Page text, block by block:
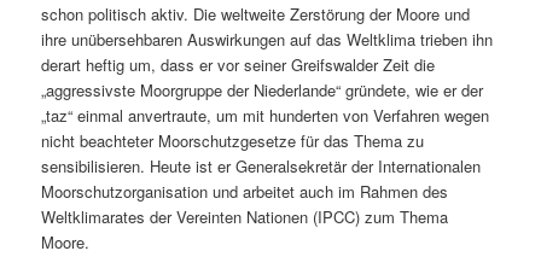
n
g
e
n
r
i
n
g
e
schon politisch aktiv. Die weltweite Zerstörung der Moore und
ihre unübersehbaren Auswirkungen auf das Weltklima trieben ihn
derart heftig um, dass er vor seiner Greifswalder Zeit die
„aggressivste Moorgruppe der Niederlande“ gründete, wie er der
„taz“ einmal anvertraute, um mit hunderten von Verfahren wegen
nicht beachteter Moorschutzgesetze für das Thema zu
sensibilisieren. Heute ist er Generalsekretär der Internationalen
Moorschutzorganisation und arbeitet auch im Rahmen des
Weltklimarates der Vereinten Nationen (IPCC) zum Thema
Moore.